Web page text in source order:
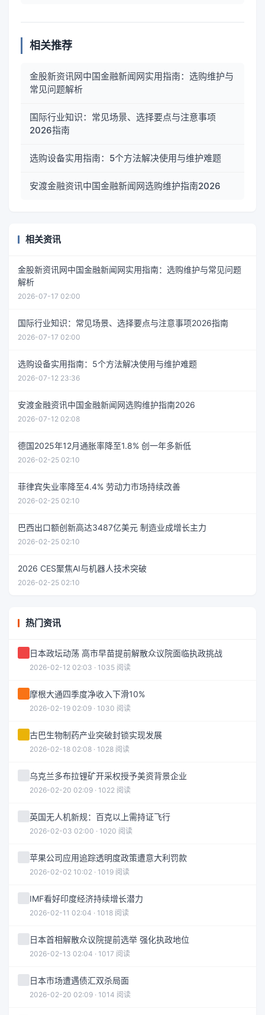
相关推荐
金股新资讯网中国金融新闻网实用指南：选购维护与
常见问题解析
国际行业知识：常见场景、选择要点与注意事项
2026指南
选购设备实用指南：5个方法解决使用与维护难题
安渡金融资讯中国金融新闻网选购维护指南2026
相关资讯
金股新资讯网中国金融新闻网实用指南：选购维护与常见问题
解析
2026-07-17 02:00
国际行业知识：常见场景、选择要点与注意事项2026指南
2026-07-17 02:00
选购设备实用指南：5个方法解决使用与维护难题
2026-07-12 23:36
安渡金融资讯中国金融新闻网选购维护指南2026
2026-07-12 02:08
德国2025年12月通胀率降至1.8% 创一年多新低
2026-02-25 02:10
菲律宾失业率降至4.4% 劳动力市场持续改善
2026-02-25 02:10
巴西出口额创新高达3487亿美元 制造业成增长主力
2026-02-25 02:10
2026 CES聚焦AI与机器人技术突破
2026-02-25 02:10
热门资讯
日本政坛动荡 高市早苗提前解散众议院面临执政挑战
2026-02-12 02:03 · 1035 阅读
摩根大通四季度净收入下滑10%
2026-02-19 02:09 · 1030 阅读
古巴生物制药产业突破封锁实现发展
2026-02-18 02:08 · 1028 阅读
乌克兰多布拉锂矿开采权授予美资背景企业
2026-02-20 02:09 · 1022 阅读
英国无人机新规：百克以上需持证飞行
2026-02-03 02:00 · 1020 阅读
苹果公司应用追踪透明度政策遭意大利罚款
2026-02-02 10:02 · 1019 阅读
IMF看好印度经济持续增长潜力
2026-02-11 02:04 · 1018 阅读
日本首相解散众议院提前选举 强化执政地位
2026-02-13 02:04 · 1017 阅读
日本市场遭遇债汇双杀局面
2026-02-20 02:09 · 1014 阅读